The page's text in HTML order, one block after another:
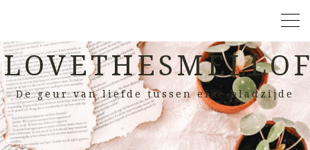
De geur van liefde tussen elke bladzijde